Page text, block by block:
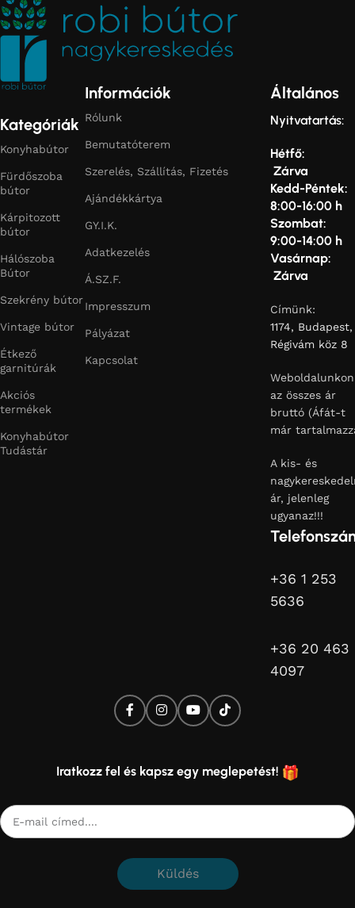
Kategóriák
Konyhabútor
Fürdőszoba
bútor
Kárpitozott
bútor
Hálószoba
Bútor
Szekrény bútor
Vintage bútor
Étkező
garnitúrák
Akciós
termékek
Konyhabútor
Tudástár
Információk
Rólunk
Bemutatóterem
Szerelés, Szállítás, Fizetés
Ajándékkártya
GY.I.K.
Adatkezelés
Á.SZ.F.
Impresszum
Pályázat
Kapcsolat
Általános
Nyitvatartás:
Hétfő:
Zárva
Kedd-Péntek:
8:00-16:00 h
Szombat:
9:00-14:00 h
Vasárnap:
Zárva
Címünk:
1174, Budapest,
Régivám köz 8
Weboldalunkon
az összes ár
bruttó (Áfát-t
már
A kis- és
ár, jelenleg
ugyanaz!!!
+36 1 253
5636
+36 20 463
4097
Iratkozz fel és kapsz egy meglepetést!
Küldés